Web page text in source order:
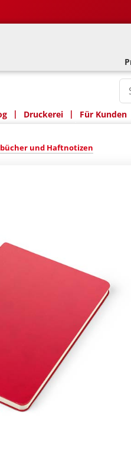
| Druckerei | Für Kunden
und Haftnotizen